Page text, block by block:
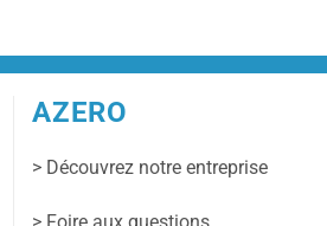
AZERO
> Découvrez notre entreprise